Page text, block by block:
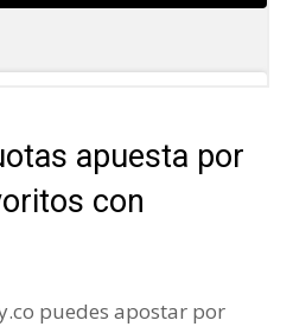
apuesta por
con
puedes apostar por